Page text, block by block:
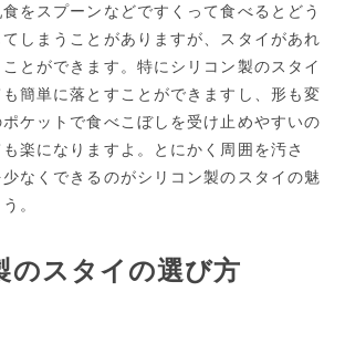
をスプーンなどですくって食べるとどう
しまうことがありますが、スタイがあれ
とができます。特にシリコン製のスタイ
簡単に落とすことができますし、形も変
ケットで食べこぼしを受け止めやすいの
楽になりますよ。とにかく周囲を汚さ
なくできるのがシリコン製のスタイの魅
。
のスタイの選び方